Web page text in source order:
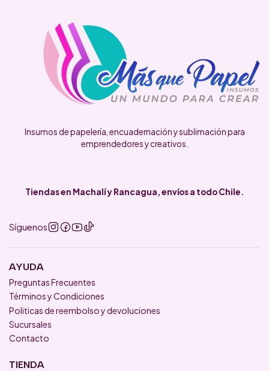
Insumos de papelería, encuadernación y sublimación para
emprendedores y creativos.
Tiendas en Machalí y Rancagua, envíos a todo Chile.
Síguenos
AYUDA
Preguntas Frecuentes
Términos y Condiciones
Politicas de reembolso y devoluciones
Sucursales
Contacto
TIENDA